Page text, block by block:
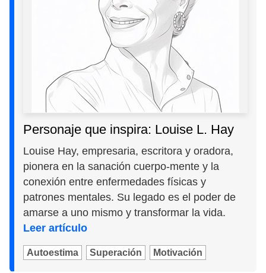
Personaje que inspira: Louise L. Hay
Louise Hay, empresaria, escritora y oradora,
pionera en la sanación cuerpo-mente y la
conexión entre enfermedades físicas y
patrones mentales. Su legado es el poder de
amarse a uno mismo y transformar la vida.
Leer artículo
Autoestima Superación Motivación